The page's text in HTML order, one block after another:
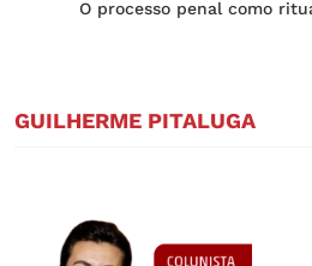
O processo penal como
GUILHERME PITALUGA